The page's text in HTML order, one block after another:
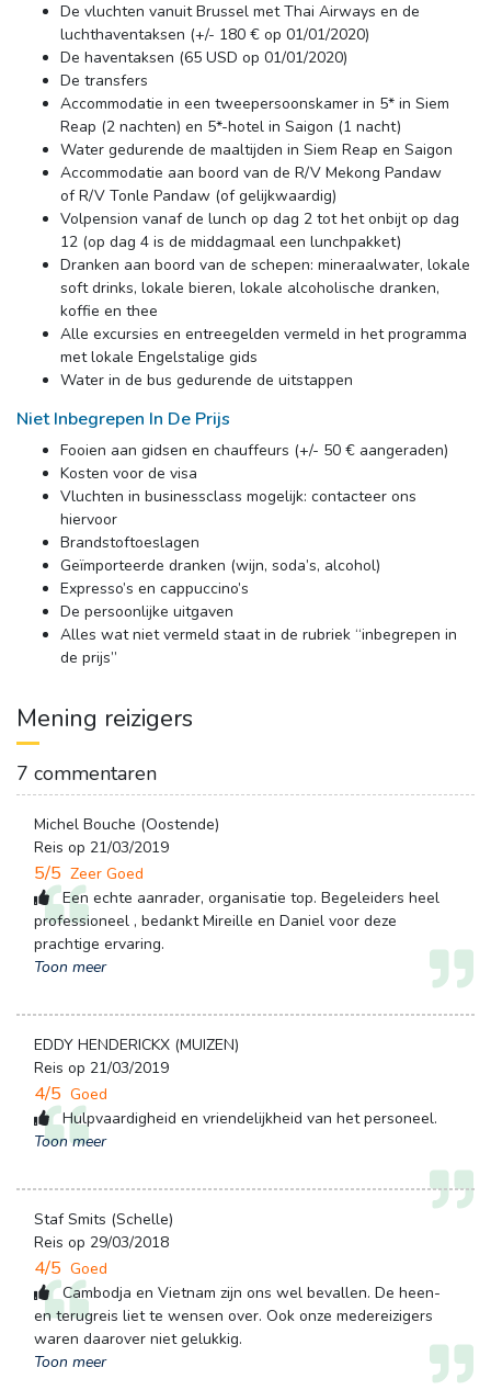
De vluchten vanuit Brussel met Thai Airways en de
luchthaventaksen (+/- 180 € op 01/01/2020)
De haventaksen (65 USD op 01/01/2020)
De transfers
Accommodatie in een tweepersoonskamer in 5* in Siem
Reap (2 nachten) en 5*-hotel in Saigon (1 nacht)
Water gedurende de maaltijden in Siem Reap en Saigon
Accommodatie aan boord van de R/V Mekong Pandaw
of R/V Tonle Pandaw (of gelijkwaardig)
Volpension vanaf de lunch op dag 2 tot het onbijt op dag
12 (op dag 4 is de middagmaal een lunchpakket)
Dranken aan boord van de schepen: mineraalwater, lokale
soft drinks, lokale bieren, lokale alcoholische dranken,
koffie en thee
Alle excursies en entreegelden vermeld in het programma
met lokale Engelstalige gids
Water in de bus gedurende de uitstappen
Niet Inbegrepen In De Prijs
Fooien aan gidsen en chauffeurs (+/- 50 € aangeraden)
Kosten voor de visa
Vluchten in businessclass mogelijk: contacteer ons
hiervoor
Brandstoftoeslagen
Geïmporteerde dranken (wijn, soda’s, alcohol)
Expresso’s en cappuccino’s
De persoonlijke uitgaven
Alles wat niet vermeld staat in de rubriek “inbegrepen in
de prijs”
Mening reizigers
7 commentaren
Michel Bouche (Oostende)
Reis op 21/03/2019
5/5 Zeer Goed
Een echte aanrader, organisatie top. Begeleiders heel
professioneel , bedankt Mireille en Daniel voor deze
prachtige ervaring.
Toon meer
EDDY HENDERICKX (MUIZEN)
Reis op 21/03/2019
4/5 Goed
Hulpvaardigheid en vriendelijkheid van het personeel.
Toon meer
Staf Smits (Schelle)
Reis op 29/03/2018
4/5 Goed
Cambodja en Vietnam zijn ons wel bevallen. De heen-
en terugreis liet te wensen over. Ook onze medereizigers
waren daarover niet gelukkig.
Toon meer